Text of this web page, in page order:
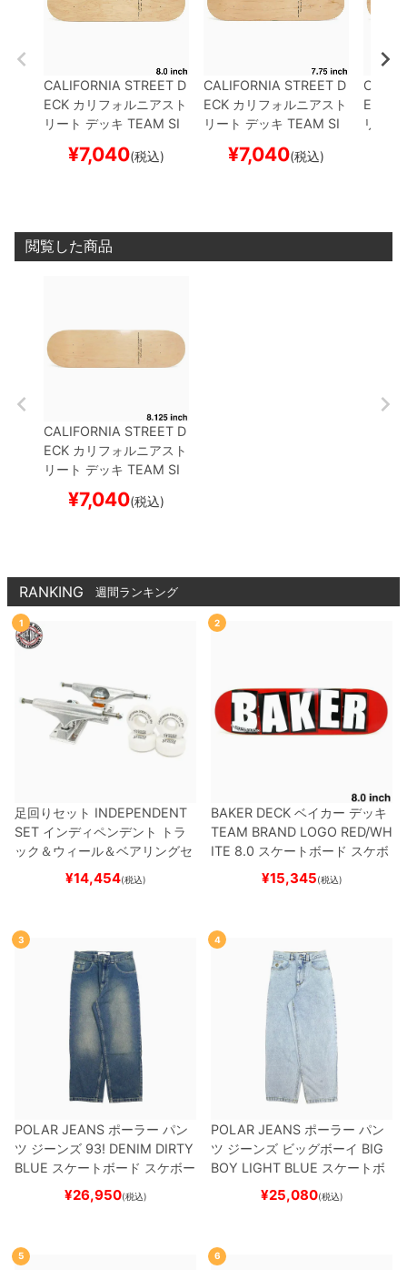
CALIFORNIA STREET D
ECK カリフォルニアスト
リート デッキ TEAM SI
ンク（DSM）スケート
¥7,040(税込)
CALIFORNIA STREET D
ECK カリフォルニアスト
リート デッキ TEAM SI
ンク（DSM）スケート
¥7,040(税込)
ECK
リート
閲覧した商品
CALIFORNIA STREET D
ECK カリフォルニアスト
リート デッキ TEAM SI
MPLE CLEAR 8.125
ランク（DSM）スケー
¥7,040(税込)
RANKING 週間ランキング
1
足回りセット INDEPENDENT
SET インディペンデント
トラ
ック＆ウィール＆ベアリングセ
（トリック用）
ード スケボー
¥14,454(税込)
2
BAKER DECK ベイカー デッキ
TEAM BRAND LOGO RED/WH
ITE 8.0 スケートボード スケボ
¥15,345(税込)
3
POLAR JEANS ポーラー パン
ツ ジーンズ 93! DENIM DIRTY
BLUE スケートボード スケボー
¥26,950(税込)
4
POLAR JEANS ポーラー パン
ツ ジーンズ ビッグボーイ BIG
BOY LIGHT BLUE スケートボ
ード スケボー
¥25,080(税込)
5 6